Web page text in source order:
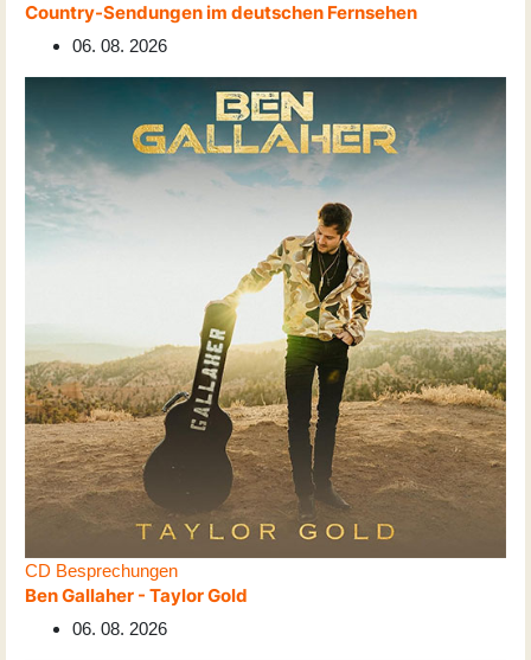
Country-Sendungen im deutschen Fernsehen
06. 08. 2026
CD Besprechungen
Ben Gallaher - Taylor Gold
06. 08. 2026